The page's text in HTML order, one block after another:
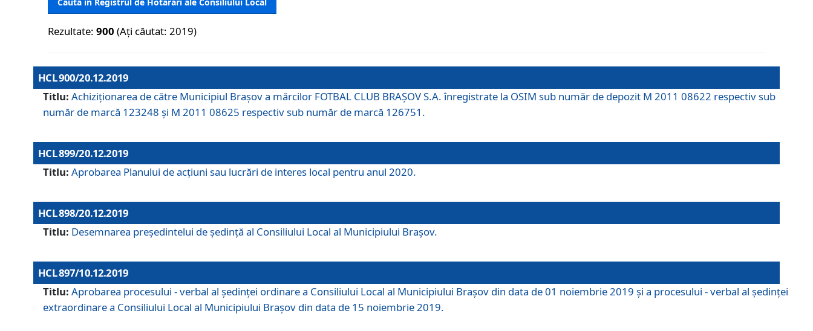
Rezultate:900 (Ați căutat: 2019)
HCL 900/20.12.2019
Titlu: Achiziționarea de către Municipiul Brașov a mărcilor FOTBAL CLUB BRAȘOV S.A. înregistrate la OSIM sub număr de depozit M 2011 08622 respectiv sub
număr de marcă 123248 și M 2011 08625 respectiv sub număr de marcă 126751.
HCL 899/20.12.2019
Titlu: Aprobarea Planului de acţiuni sau lucrări de interes local pentru anul 2020.
HCL 898/20.12.2019
Titlu: Desemnarea preşedintelui de şedinţă al Consiliului Local al Municipiului Braşov.
HCL 897/10.12.2019
Titlu: Aprobarea procesului - verbal al şedinţei ordinare a Consiliului Local al Municipiului Brașov din data de 01 noiembrie 2019 și a procesului - verbal al ședinței
extraordinare a Consiliului Local al Municipiului Brașov din data de 15 noiembrie 2019.